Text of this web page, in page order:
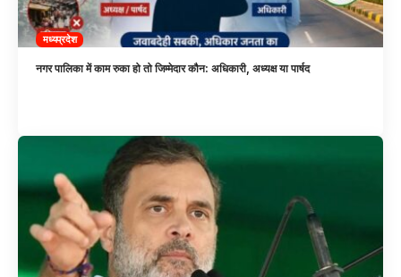
मध्यप्रदेश
नगर पालिका में काम रुका हो तो जिम्मेदार कौन: अधिकारी, अध्यक्ष या पार्षद